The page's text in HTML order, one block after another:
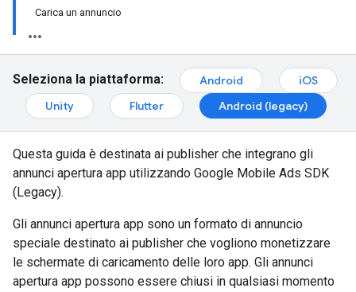
Carica un annuncio
Seleziona la piattaforma: Android
iOS
Unity
Flutter Android (legacy)
Questa guida è destinata ai publisher che integrano gli
annunci apertura app utilizzando Google Mobile Ads SDK
(Legacy).
Gli annunci apertura app sono un formato di annuncio
speciale destinato ai publisher che vogliono monetizzare
le schermate di caricamento delle loro app. Gli annunci
apertura app possono essere chiusi in qualsiasi momento